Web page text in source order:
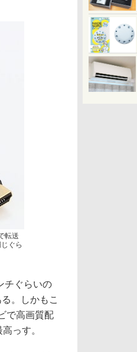
転送
ぐら
チぐらいの
。しかもこ
で高画質配
っす。